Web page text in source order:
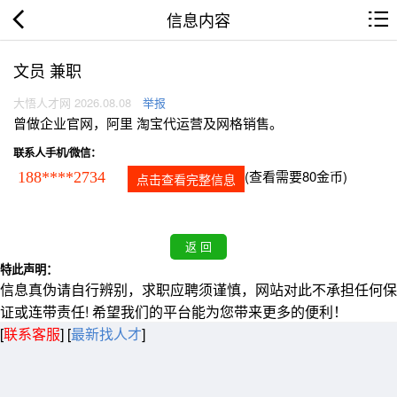
信息内容
文员 兼职
大悟人才网 2026.08.08 举报
曾做企业官网，阿里 淘宝代运营及网格销售。
联系人手机/微信：
188****2734 点击查看完整信息 (查看需要80金币)
特此声明：
信息真伪请自行辨别，求职应聘须谨慎，网站对此不承担任何保
证或连带责任! 希望我们的平台能为您带来更多的便利！
[联系客服] [最新找人才]